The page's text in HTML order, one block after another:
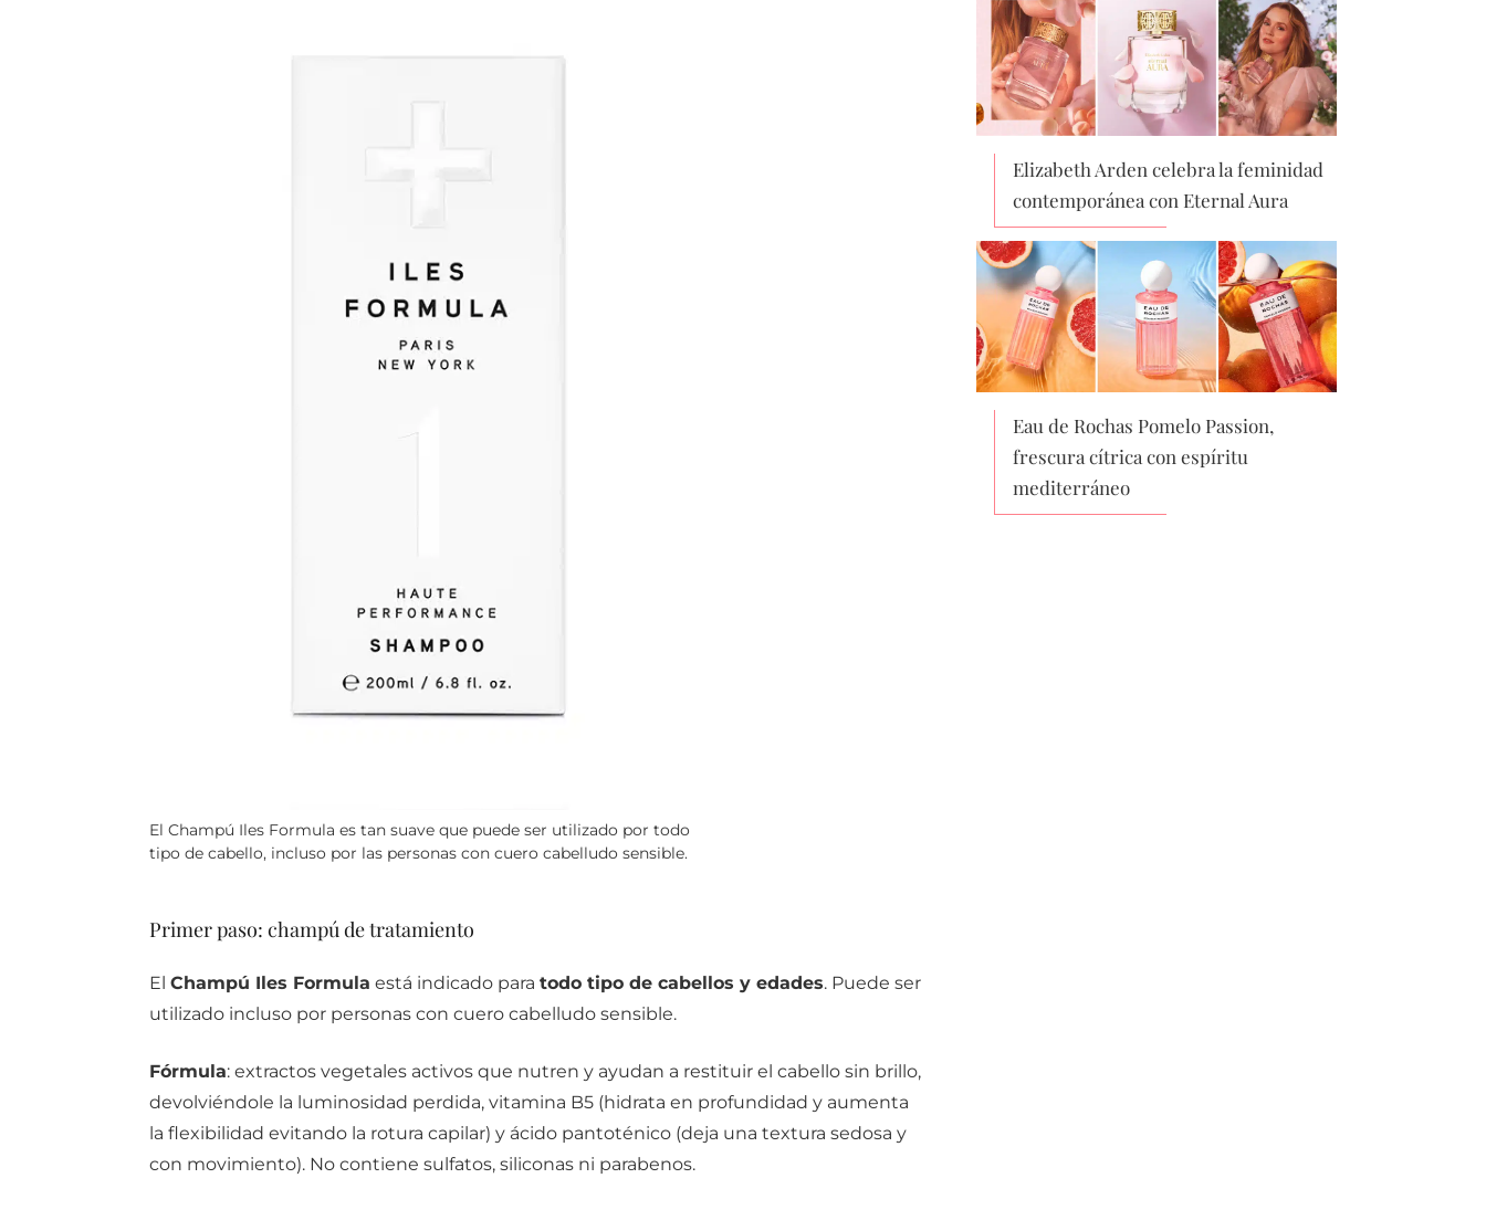
El Champú Iles Formula es tan suave que puede ser utilizado por todo
tipo de cabello, incluso por las personas con cuero cabelludo sensible.
Primer paso: champú de tratamiento
El Champú Iles Formula está indicado para todo tipo de cabellos y edades. Puede ser
utilizado incluso por personas con cuero cabelludo sensible.
Fórmula: extractos vegetales activos que nutren y ayudan a restituir el cabello sin brillo,
devolviéndole la luminosidad perdida, vitamina B5 (hidrata en profundidad y aumenta
la flexibilidad evitando la rotura capilar) y ácido pantoténico (deja una textura sedosa y
con movimiento). No contiene sulfatos, siliconas ni parabenos.
Elizabeth Arden celebra la feminidad
contemporánea con Eternal Aura
Eau de Rochas Pomelo Passion,
frescura cítrica con espíritu
mediterráneo